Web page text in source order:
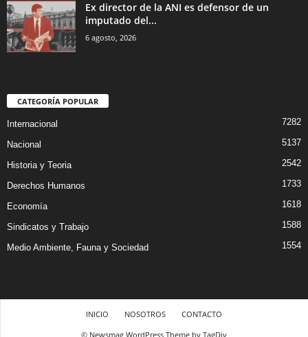
Ex director de la ANI es defensor de un
imputado del...
6 agosto, 2026
CATEGORÍA POPULAR
Internacional 7282
Nacional 5137
Historia y Teoria 2542
Derechos Humanos 1733
Economía 1618
Sindicatos y Trabajo 1588
Medio Ambiente, Fauna y Sociedad 1554
INICIO NOSOTROS
CONTACTO
© Newsmag WordPress Theme by TagDiv